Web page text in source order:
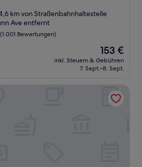
km von Straßenbahnhaltestelle
Ave entfernt
(1.001 Bewertungen)
Der
Preis
beträgt
153 €
inkl. Steuern & Gebühren
7. Sept.–8. Sept.